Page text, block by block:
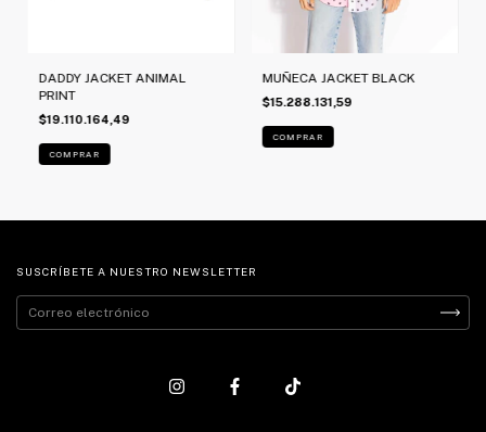
DADDY JACKET ANIMAL
PRINT
$19.110.164,49
COMPRAR
MUÑECA JACKET BLACK
$15.288.131,59
COMPRAR
SUSCRÍBETE A NUESTRO NEWSLETTER